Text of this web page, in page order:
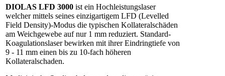
DIOLAS LFD 3000 ist ein Hochleistungslaser
welcher mittels seines einzigartigem LFD (Levelled
Field Density)-Modus die typischen Kollateralschäden
am Weichgewebe auf nur 1 mm reduziert. Standard-
Koagulationslaser bewirken mit ihrer Eindringtiefe von
9 - 11 mm einen bis zu 10-fach höheren
Kollateralschaden.